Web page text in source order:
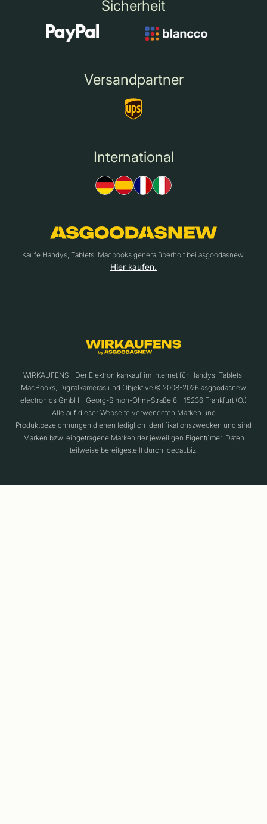
Sicherheit
Versandpartner
International
Kaufe Handys, Tablets, Macbooks generalüberholt bei asgoodasnew.
Hier kaufen.
WIRKAUFENS - Der Elektronikankauf im Internet für Handys, Tablets,
MacBooks, Digitalkameras und Objektive.© 2008-2026 asgoodasnew
electronics GmbH - Georg-Simon-Ohm-Straße 6 - 15236 Frankfurt (O.)
Alle auf dieser Webseite verwendeten Marken und
Produktbezeichnungen dienen lediglich Identifikationszwecken und sind
Marken bzw. eingetragene Marken der jeweiligen Eigentümer. Daten
teilweise bereitgestellt durch Icecat.biz.